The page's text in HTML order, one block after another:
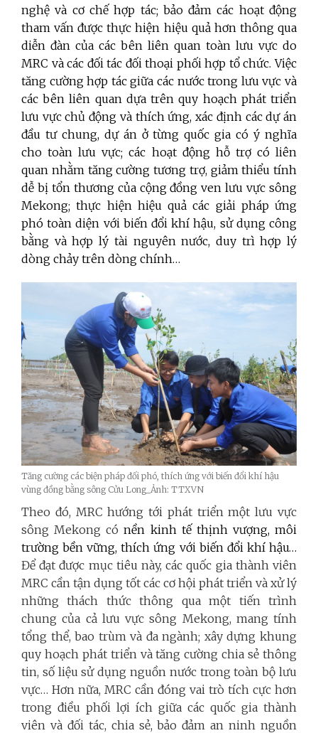
nghệ và cơ chế hợp tác; bảo đảm các hoạt động
tham vấn được thực hiện hiệu quả hơn thông qua
diễn đàn của các bên liên quan toàn lưu vực do
MRC và các đối tác đối thoại phối hợp tổ chức. Việc
tăng cường hợp tác giữa các nước trong lưu vực và
các bên liên quan dựa trên quy hoạch phát triển
lưu vực chủ động và thích ứng, xác định các dự án
đầu tư chung, dự án ở từng quốc gia có ý nghĩa
cho toàn lưu vực; các hoạt động hỗ trợ có liên
quan nhằm tăng cường tương trợ, giảm thiểu tính
dễ bị tổn thương của cộng đồng ven lưu vực sông
Mekong; thực hiện hiệu quả các giải pháp ứng
phó toàn diện với biến đổi khí hậu, sử dụng công
bằng và hợp lý tài nguyên nước, duy trì hợp lý
dòng chảy trên dòng chính…
Tăng cường các biện pháp đối phó, thích ứng với biến đổi khí hậu
vùng đồng bằng sông Cửu Long_Ảnh: TTXVN
Theo đó, MRC hướng tới phát triển một lưu vực
sông Mekong cónền kinh tế thịnh vượng, môi
trường bền vững, thích ứng với biến đổi khí hậu…
Để đạt được mục tiêu này, các quốc gia thành viên
MRC cần tận dụng tốt các cơ hội phát triển và xử lý
những thách thức thông qua một tiến trình
chung của cả lưu vực sông Mekong, mang tính
tổng thể, bao trùm và đa ngành; xây dựng khung
quy hoạch phát triển và tăng cường chia sẻ thông
tin, số liệu sử dụng nguồn nước trong toàn bộ lưu
vực… Hơn nữa, MRC cần đóng vai trò tích cực hơn
trong điều phối lợi ích giữa các quốc gia thành
viên và đối tác, chia sẻ, bảo đảm an ninh nguồn